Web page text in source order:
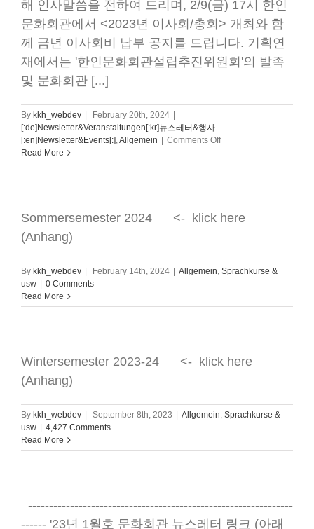
해 인사말씀을 전하여 드리며, 2/9(금) 17시 한인
문화회관에서 <2023년 이사회/총회> 개최와 함
께 금년 이사회비 납부 공지를 드립니다. 기획연
재에서는 '한인문화회관설립추진위원회'의 발족
및 문화회관 [...]
By kkh_webdev | February 20th, 2024 |
[:de]Newsletter&Veranstaltungen[:kr]뉴스레터&행사
[:en]Newsletter&Events[:] Allgemein | Comments Offon
월
화
레
2024
Read More
Sommersemester 2024 <- klick here
(Anhang)
By kkh_webdev | February 14th, 2024 | Allgemein Sprachkurse &
usw | 0 Comments
Read More
Wintersemester 2023-24 <- klick here
(Anhang)
By kkh_webdev | September 8th, 2023 | Allgemein Sprachkurse &
usw | 4,427 Comments
Read More
---------------------------------------------------------------
------ '23년 1월호 문화회관 뉴스레터 링크 (아래